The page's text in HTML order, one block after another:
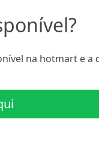
na hotmart e a